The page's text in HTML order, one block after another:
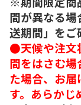
間が異なる
送期間」をご
●天候や注文
間をはさむ
た場合、お
す。あらかじ